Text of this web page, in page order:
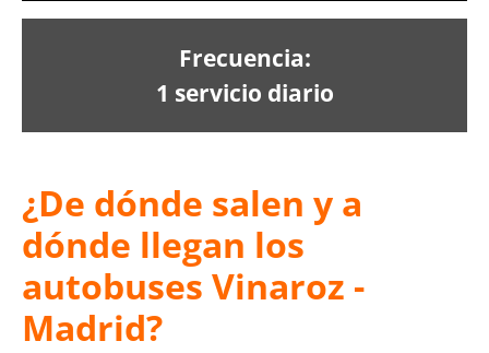
Frecuencia:
1 servicio diario
¿De dónde salen y a
dónde llegan los
autobuses Vinaroz -
Madrid?